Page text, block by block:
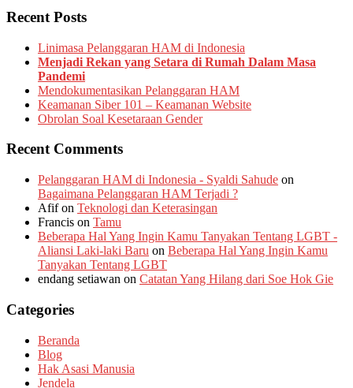
Recent Posts
Linimasa Pelanggaran HAM di Indonesia
Menjadi Rekan yang Setara di Rumah Dalam Masa
Pandemi
Mendokumentasikan Pelanggaran HAM
Keamanan Siber 101 – Keamanan Website
Obrolan Soal Kesetaraan Gender
Recent Comments
Pelanggaran HAM di Indonesia - Syaldi Sahude on
Bagaimana Pelanggaran HAM Terjadi ?
Afifon Teknologi dan Keterasingan
Francis on Tamu
Beberapa Hal Yang Ingin Kamu Tanyakan Tentang LGBT -
Aliansi Laki-laki Baru on Beberapa Hal Yang Ingin Kamu
Tanyakan Tentang LGBT
endang setiawan on Catatan Yang Hilang dari Soe Hok Gie
Categories
Beranda
Blog
Hak Asasi Manusia
Jendela